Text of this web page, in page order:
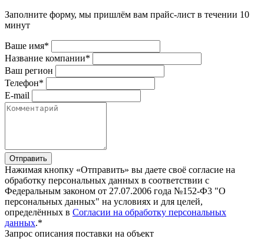
Заполните форму, мы пришлём вам прайс-лист в течении 10
минут
Ваше имя*
Название компании*
Ваш регион
Телефон*
E-mail
Отправить
Нажимая кнопку «Отправить» вы даете своё согласие на
обработку персональных данных в соответствии с
Федеральным законом от 27.07.2006 года №152-Ф3 "О
персональных данных" на условиях и для целей,
определённых в Согласии на обработку персональных
данных.*
Запрос описания поставки на объект